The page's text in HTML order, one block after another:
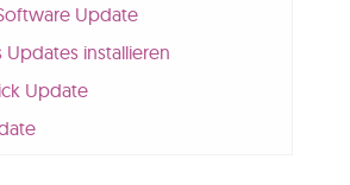
Update
installieren
Update